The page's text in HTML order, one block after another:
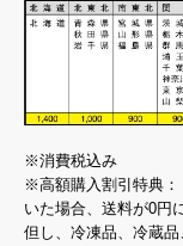
※消費税込み
※高額購入割引特典：
いた場合、送料が0円
但し、冷凍品、冷蔵